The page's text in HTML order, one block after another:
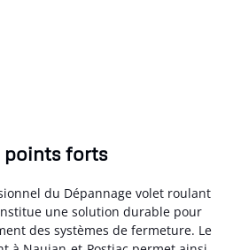
points forts
du Dépannage volet roulant
une solution durable pour
des systèmes de fermeture. Le